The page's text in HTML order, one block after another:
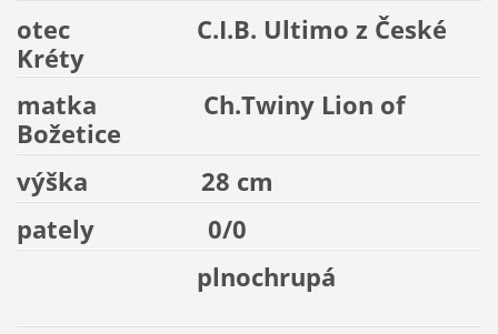
otec C.I.B. Ultimo z České
Kréty
matka Ch.Twiny Lion of
Božetice
výška 28 cm
pately 0/0
plnochrupá